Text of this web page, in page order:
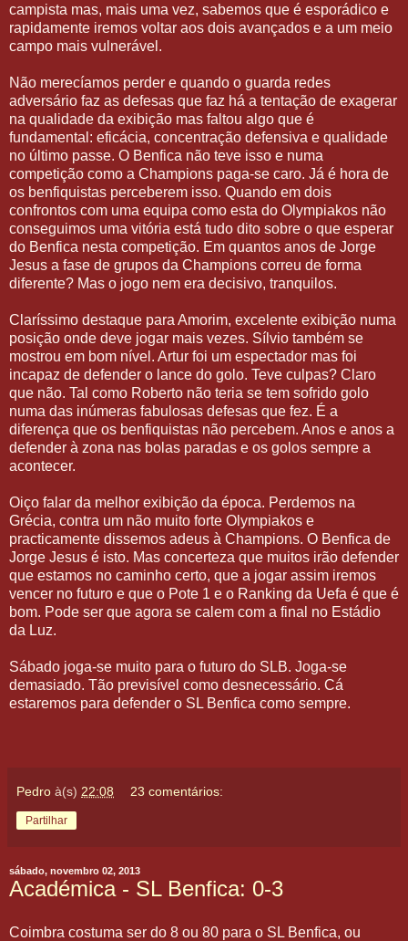
campista mas, mais uma vez, sabemos que é esporádico e
rapidamente iremos voltar aos dois avançados e a um meio
campo mais vulnerável.
Não merecíamos perder e quando o guarda redes
adversário faz as defesas que faz há a tentação de exagerar
na qualidade da exibição mas faltou algo que é
fundamental: eficácia, concentração defensiva e qualidade
no último passe. O Benfica não teve isso e numa
competição como a Champions paga-se caro. Já é hora de
os benfiquistas perceberem isso. Quando em dois
confrontos com uma equipa como esta do Olympiakos não
conseguimos uma vitória está tudo dito sobre o que esperar
do Benfica nesta competição. Em quantos anos de Jorge
Jesus a fase de grupos da Champions correu de forma
diferente? Mas o jogo nem era decisivo, tranquilos.
Claríssimo destaque para Amorim, excelente exibição numa
posição onde deve jogar mais vezes. Sílvio também se
mostrou em bom nível. Artur foi um espectador mas foi
incapaz de defender o lance do golo. Teve culpas? Claro
que não. Tal como Roberto não teria se tem sofrido golo
numa das inúmeras fabulosas defesas que fez. É a
diferença que os benfiquistas não percebem. Anos e anos a
defender à zona nas bolas paradas e os golos sempre a
acontecer.
Oiço falar da melhor exibição da época. Perdemos na
Grécia, contra um não muito forte Olympiakos e
practicamente dissemos adeus à Champions. O Benfica de
Jorge Jesus é isto. Mas concerteza que muitos irão defender
que estamos no caminho certo, que a jogar assim iremos
vencer no futuro e que o Pote 1 e o Ranking da Uefa é que é
bom. Pode ser que agora se calem com a final no Estádio
da Luz.
Sábado joga-se muito para o futuro do SLB. Joga-se
demasiado. Tão previsível como desnecessário. Cá
estaremos para defender o SL Benfica como sempre.
Pedro à(s) 22:08 23 comentários:
Partilhar
sábado, novembro 02, 2013
Académica - SL Benfica: 0-3
Coimbra costuma ser do 8 ou 80 para o SL Benfica, ou